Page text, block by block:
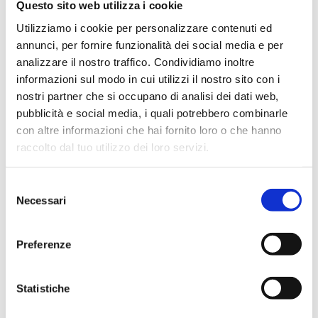
Questo sito web utilizza i cookie
Utilizziamo i cookie per personalizzare contenuti ed
annunci, per fornire funzionalità dei social media e per
analizzare il nostro traffico. Condividiamo inoltre
informazioni sul modo in cui utilizzi il nostro sito con i
nostri partner che si occupano di analisi dei dati web,
pubblicità e social media, i quali potrebbero combinarle
con altre informazioni che hai fornito loro o che hanno
raccolto dal tuo utilizzo dei loro servizi.
delNecessari
Preferenze
Statistiche
microbiologicache causerebbe danni al produttore
di immagine, economici a volte incalcolabili.
Non vuole essere questo articolo uno spot
pubblicitario, ma un invito per tutti i produttori che
lavorano coscientemente nella filiera
dell’agroalimentare, di saper dare le giuste priorità
riguardo ai mezzi che la tecnologia mette a
disposizione per evitare o ridurre al massimo danni a
osservato, è forse interessante sapere che ogni anno,
nonostante i controlli tradizionali, muoiono nel
alimentari di origine batteriologica, virale o chimica e